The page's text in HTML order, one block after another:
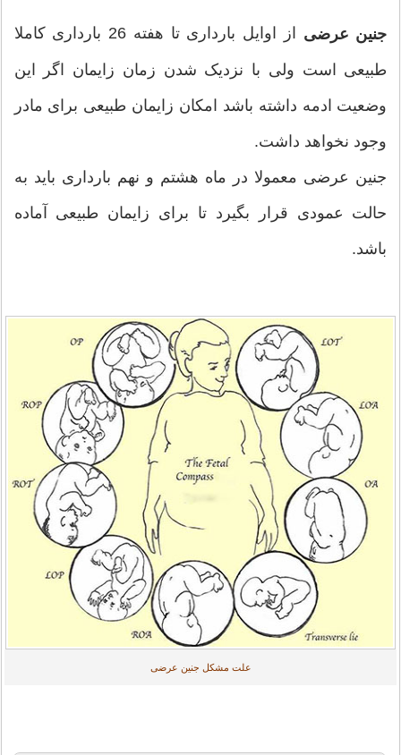
جنین عرضی از اوایل بارداری تا هفته 26 بارداری کاملا
طبیعی است ولی با نزدیک شدن زمان زایمان اگر این
وضعیت ادمه داشته باشد امکان زایمان طبیعی برای مادر
وجود نخواهد داشت.
جنین عرضی معمولا در ماه هشتم و نهم بارداری باید به
حالت عمودی قرار بگیرد تا برای زایمان طبیعی آماده
باشد.
علت مشکل جنین عرضی